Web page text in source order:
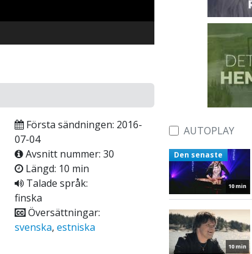
Första sändningen: 2016-
07-04
Avsnitt nummer: 30
Längd: 10 min
Talade språk:
finska
Översättningar:
svenska, estniska
AUTOPLAY
10 min
Den senaste
10 min